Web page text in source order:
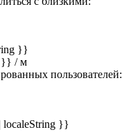
}}
}} / м
пользователей:
localeString }}